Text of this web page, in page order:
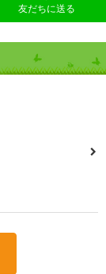
友だちに送る